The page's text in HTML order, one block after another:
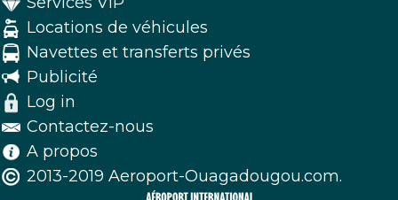
Locations de véhicules
Navettes et transferts privés
Publicité
Log in
Contactez-nous
A propos
2013-2019 Aeroport-Ouagadougou.com.